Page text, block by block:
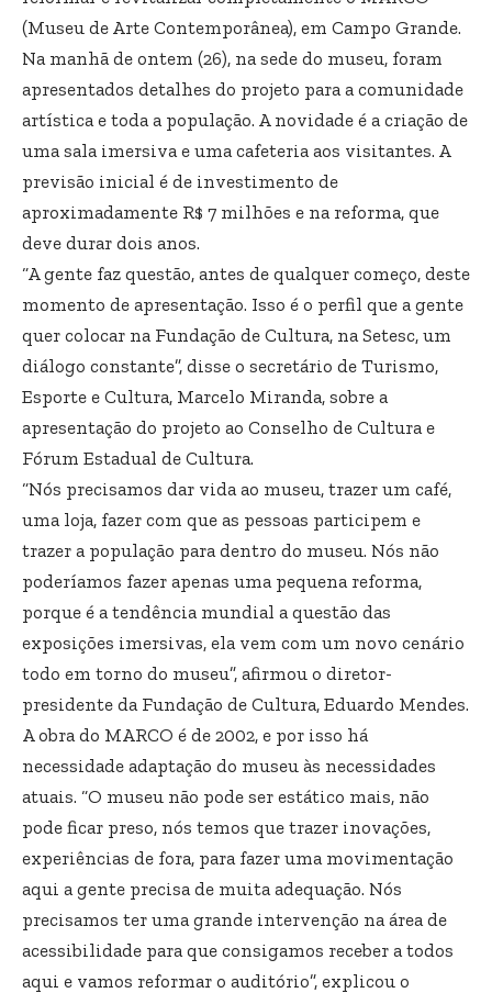
(Museu de Arte Contemporânea), em Campo Grande.
Na manhã de ontem (26), na sede do museu, foram
apresentados detalhes do projeto para a comunidade
artística e toda a população. A novidade é a criação de
uma sala imersiva e uma cafeteria aos visitantes. A
previsão inicial é de investimento de
aproximadamente R$ 7 milhões e na reforma, que
deve durar dois anos.
“A gente faz questão, antes de qualquer começo, deste
momento de apresentação. Isso é o perfil que a gente
quer colocar na Fundação de Cultura, na Setesc, um
diálogo constante”, disse o secretário de Turismo,
Esporte e Cultura, Marcelo Miranda, sobre a
apresentação do projeto ao Conselho de Cultura e
Fórum Estadual de Cultura.
“Nós precisamos dar vida ao museu, trazer um café,
uma loja, fazer com que as pessoas participem e
trazer a população para dentro do museu. Nós não
poderíamos fazer apenas uma pequena reforma,
porque é a tendência mundial a questão das
exposições imersivas, ela vem com um novo cenário
todo em torno do museu”, afirmou o diretor-
presidente da Fundação de Cultura, Eduardo Mendes.
A obra do MARCO é de 2002, e por isso há
necessidade adaptação do museu às necessidades
atuais. “O museu não pode ser estático mais, não
pode ficar preso, nós temos que trazer inovações,
experiências de fora, para fazer uma movimentação
aqui a gente precisa de muita adequação. Nós
precisamos ter uma grande intervenção na área de
acessibilidade para que consigamos receber a todos
aqui e vamos reformar o auditório”, explicou o